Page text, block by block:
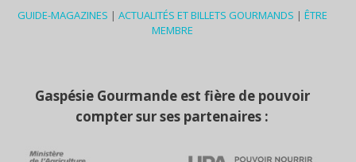
GUIDE-MAGAZINES | ACTUALITÉS ET BILLETS GOURMANDS | ÊTRE
MEMBRE
Gaspésie Gourmande est fière de pouvoir
compter sur ses partenaires :